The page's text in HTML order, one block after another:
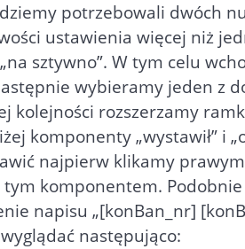
potrzebowali dwóch
ustawienia więcej niż
sztywno”. W tym celu
wybieramy jeden z
kolejności rozszerzamy
komponenty „wystawił” i
najpierw klikamy
komponentem.
napisu „[konBan_nr]
następująco: